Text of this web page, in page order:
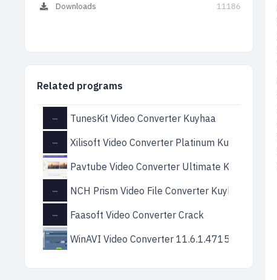
Downloads 11186
Related programs
TunesKit Video Converter Kuyhaa
Xilisoft Video Converter Platinum Kuyhaa
Pavtube Video Converter Ultimate Kuyhaa
NCH Prism Video File Converter Kuyhaa
Faasoft Video Converter Crack
WinAVI Video Converter 11.6.1.4715 Crack